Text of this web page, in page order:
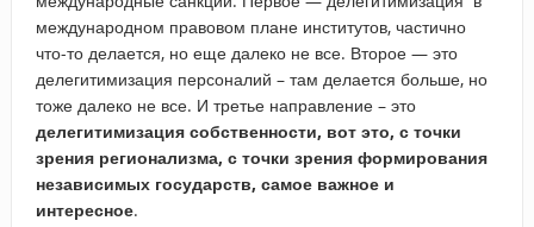
международном правовом плане институтов, частично
что-то делается, но еще далеко не все. Второе — это
делегитимизация персоналий – там делается больше, но
тоже далеко не все. И третье направление – это
делегитимизация собственности, вот это, с точки
зрения регионализма, с точки зрения формирования
независимых государств, самое важное и
интересное.